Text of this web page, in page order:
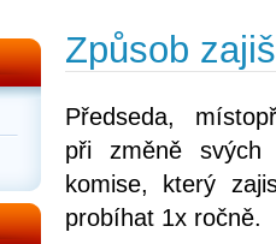
Způsob
Předseda,
při změně svých
komise, který
probíhat 1x ročně.